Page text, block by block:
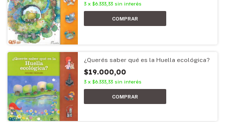
3 x $6.333,33 sin interés
¿Querés saber qué es la Huella ecológica?
$19.000,00
3 x $6.333,33 sin interés